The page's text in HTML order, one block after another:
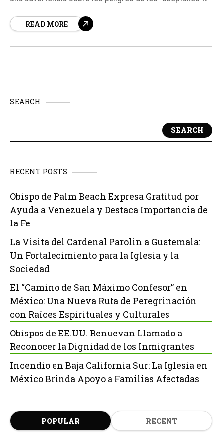
potencial para dañar la experiencia humana auténtica y
READ MORE
SEARCH
SEARCH
RECENT POSTS
Obispo de Palm Beach Expresa Gratitud por
Ayuda a Venezuela y Destaca Importancia de
la Fe
La Visita del Cardenal Parolin a Guatemala:
Un Fortalecimiento para la Iglesia y la
Sociedad
El “Camino de San Máximo Confesor” en
México: Una Nueva Ruta de Peregrinación
con Raíces Espirituales y Culturales
Obispos de EE.UU. Renuevan Llamado a
Reconocer la Dignidad de los Inmigrantes
Incendio en Baja California Sur: La Iglesia en
México Brinda Apoyo a Familias Afectadas
POPULAR RECENT